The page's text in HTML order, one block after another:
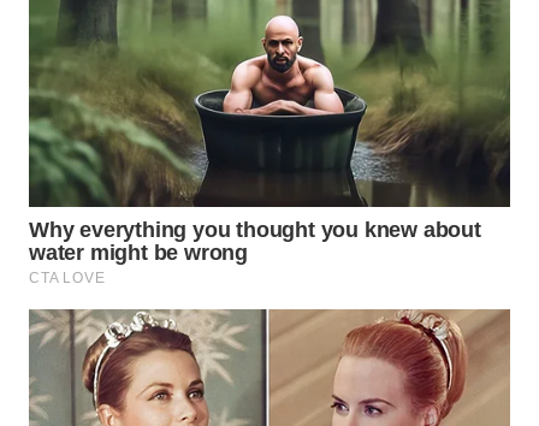
WN
SAMOSIR
WN
PADANG
LAWAS
WN
SUMEDANG
WN
CIANJUR